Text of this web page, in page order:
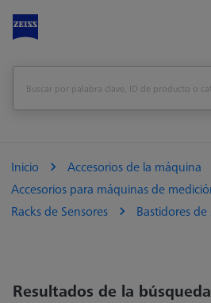
Inicio
Accesorios de la máquina
Accesorios para máquinas de
Racks de Sensores
Bastidores de
Resultados de la